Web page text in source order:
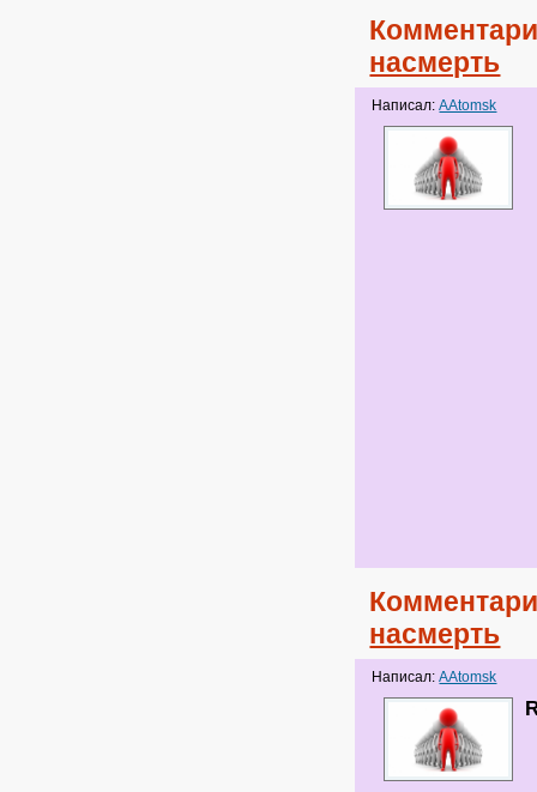
насмерть
Написал:AAtomsk
насмерть
Написал:AAtomsk